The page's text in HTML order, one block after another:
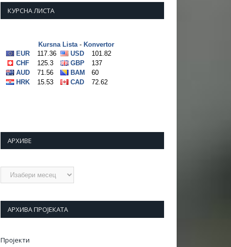
КУРСНА ЛИСТА
АРХИВЕ
Архиве
АРХИВА ПРОЈЕКАТА
Пројекти